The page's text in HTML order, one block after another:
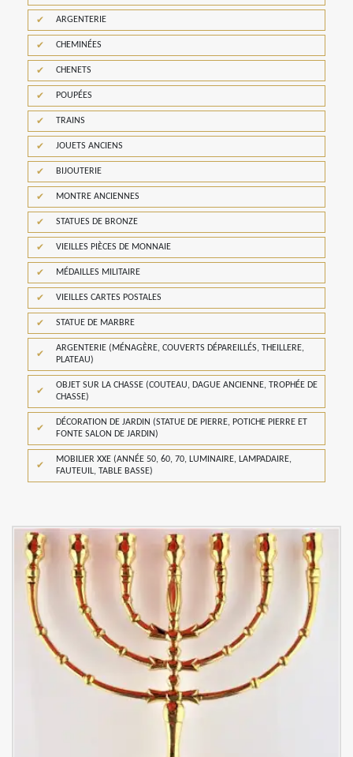
ARGENTERIE
CHEMINÉES
CHENETS
POUPÉES
TRAINS
JOUETS ANCIENS
BIJOUTERIE
MONTRE ANCIENNES
STATUES DE BRONZE
VIEILLES PIÈCES DE MONNAIE
MÉDAILLES MILITAIRE
VIEILLES CARTES POSTALES
STATUE DE MARBRE
ARGENTERIE (MÉNAGÈRE, COUVERTS DÉPAREILLÉS, THEILLERE,
PLATEAU)
OBJET SUR LA CHASSE (COUTEAU, DAGUE ANCIENNE, TROPHÉE DE
CHASSE)
DÉCORATION DE JARDIN (STATUE DE PIERRE, POTICHE PIERRE ET
FONTE SALON DE JARDIN)
MOBILIER XXE (ANNÉE 50, 60, 70, LUMINAIRE, LAMPADAIRE,
FAUTEUIL, TABLE BASSE)